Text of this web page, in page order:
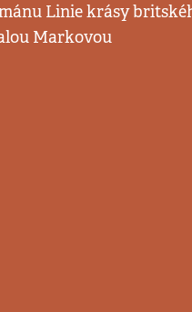
Linie krásy
Markovou